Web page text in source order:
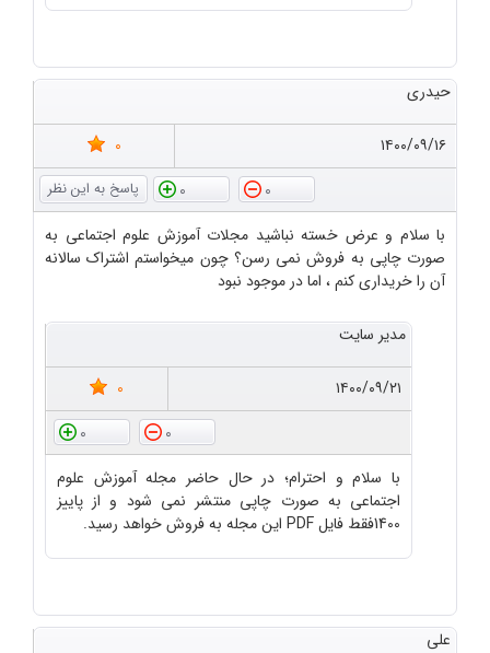
حیدری
۱۴۰۰/۰۹/۱۶
0
0
0
با سلام و عرض خسته نباشید مجلات آموزش علوم اجتماعی به
صورت چاپی به فروش نمی رسن؟ چون میخواستم اشتراک سالانه
آن را خریداری کنم ، اما در موجود نبود
مدیر سایت
۱۴۰۰/۰۹/۲۱
0
0
0
با سلام و احترام؛ در حال حاضر مجله آموزش علوم
اجتماعی به صورت چاپی منتشر نمی شود و از پاییز
1400فقط فایل PDF این مجله به فروش خواهد رسید.
علی